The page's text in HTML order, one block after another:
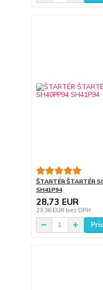
ŠTARTÉR ŠTARTÉR
SH41P94
28,73 EUR
23,36 EUR bez DPH